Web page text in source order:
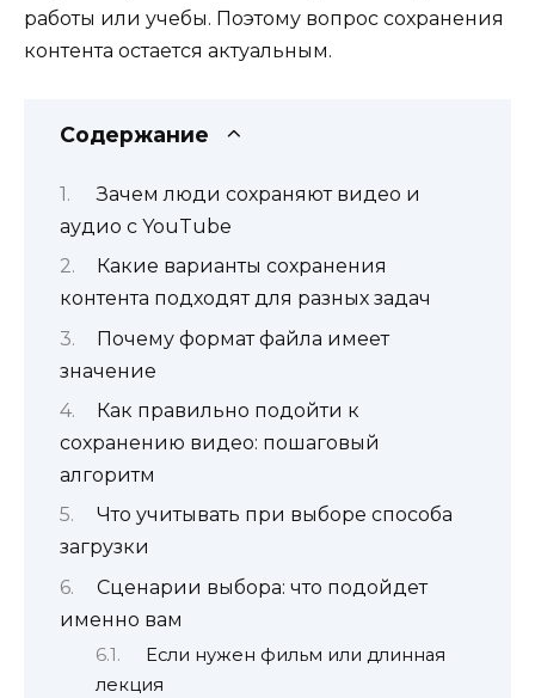
работы или учебы. Поэтому вопрос сохранения
контента остается актуальным.
Содержание
Зачем люди сохраняют видео и
аудио с YouTube
Какие варианты сохранения
контента подходят для разных задач
Почему формат файла имеет
значение
Как правильно подойти к
сохранению видео: пошаговый
алгоритм
Что учитывать при выборе способа
загрузки
Сценарии выбора: что подойдет
именно вам
Если нужен фильм или длинная
лекция